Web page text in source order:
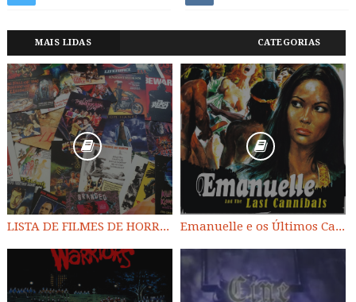
MAIS LIDAS CATEGORIAS
LISTA DE FILMES DE HORROR/ TRASH/ SUSPENSE/ SCI-FI/ EXPLOITATION E OUTROS Emanuelle e os Últimos Canibais